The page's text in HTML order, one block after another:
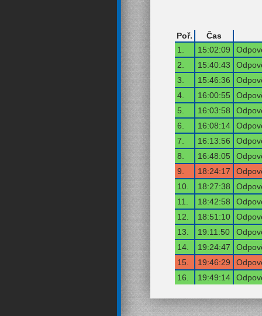
Poř.
Čas
1.
15:02:09
2.
15:40:43
3.
15:46:36
4.
16:00:55
5.
16:03:58
6.
16:08:14
7.
16:13:56
8.
16:48:05
9.
18:24:17
10.
18:27:38
11.
18:42:58
12.
18:51:10
13.
19:11:50
14.
19:24:47
15.
19:46:29
16.
19:49:14